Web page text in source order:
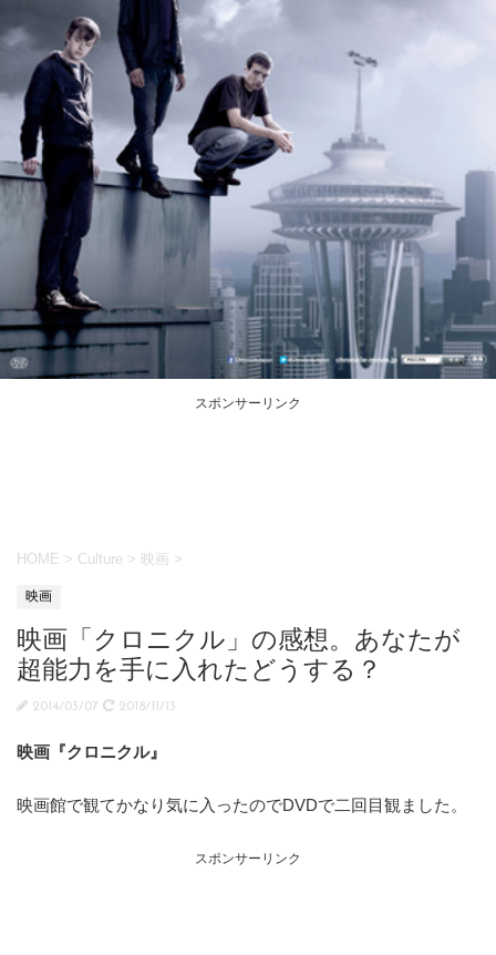
スポンサーリンク
HOME > Culture > 映画 >
映画
映画「クロニクル」の感想。あなたが
超能力を手に入れたどうする？
2014/03/07 2018/11/13
映画『クロニクル』
映画館で観てかなり気に入ったのでDVDで二回目観ました。
スポンサーリンク